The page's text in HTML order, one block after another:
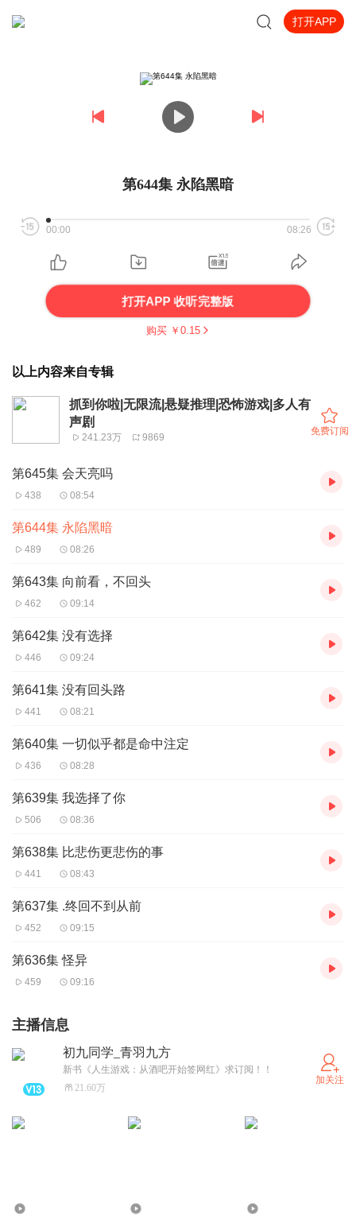
打开APP
第644集 永陷黑暗
00:00 08:26
打开APP 收听完整版
购买 ￥ 0.15
以上内容来自专辑
抓到你啦|无限流|悬疑推理|恐怖游戏|多人有
声剧
241.23万 9869
免费订阅
第645集 会天亮吗
438 08:54
第644集 永陷黑暗
489 08:26
第643集 向前看，不回头
462 09:14
第642集 没有选择
446 09:24
第641集 没有回头路
441 08:21
第640集 一切似乎都是命中注定
436 08:28
第639集 我选择了你
506 08:36
第638集 比悲伤更悲伤的事
441 08:43
第637集 .终回不到从前
452 09:15
第636集 怪异
459 09:16
主播信息
初九同学_青羽九方
新书《人生游戏：从酒吧开始签网红》求订阅！！
21.60万
加关注